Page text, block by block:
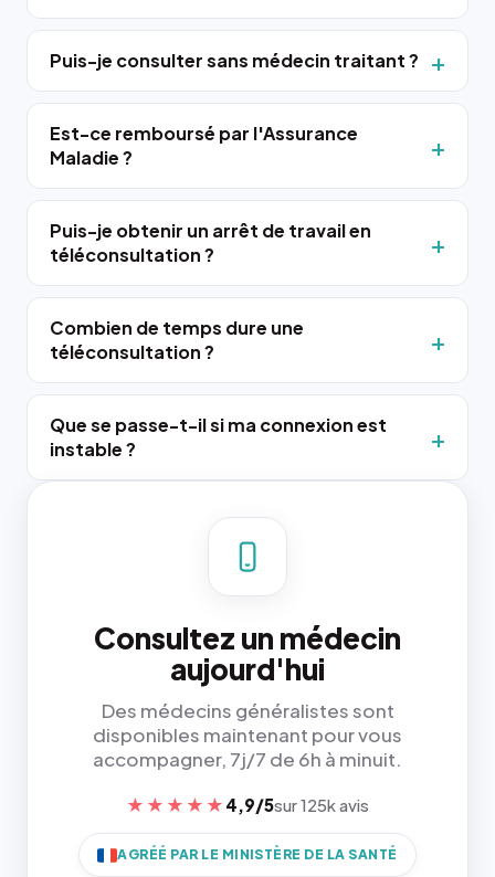
Puis-je consulter sans médecin traitant ?
Est-ce remboursé par l'Assurance
Maladie ?
Puis-je obtenir un arrêt de travail en
téléconsultation ?
Combien de temps dure une
téléconsultation ?
Que se passe-t-il si ma connexion est
instable ?
Consultez un médecin
aujourd'hui
Des médecins généralistes sont
disponibles maintenant pour vous
accompagner, 7j/7 de 6h à minuit.
★★★★★ 4,9/5sur 125k avis
AGRÉÉ PAR LE MINISTÈRE DE LA SANTÉ